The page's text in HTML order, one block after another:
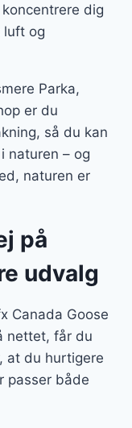
dig
luft og
Parka,
er du
så du kan
naturen – og
naturen er
på
udvalg
Canada Goose
nettet, får du
at du hurtigere
passer både